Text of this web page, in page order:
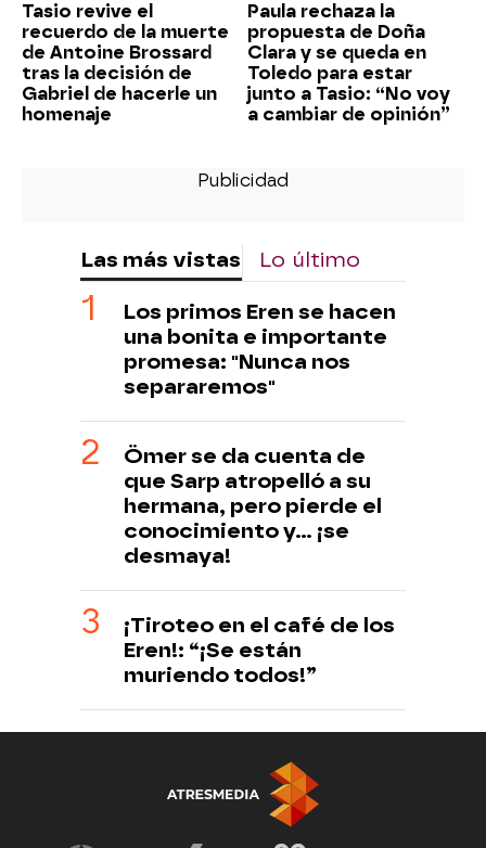
Tasio revive el
recuerdo de la muerte
de Antoine Brossard
tras la decisión de
Gabriel de hacerle un
homenaje
Paula rechaza la
propuesta de Doña
Clara y se queda en
Toledo para estar
junto a Tasio: “No voy
a cambiar de opinión”
Las más vistas Lo último
Los primos Eren se hacen
una bonita e importante
promesa: "Nunca nos
separaremos"
Ömer se da cuenta de
que Sarp atropelló a su
hermana, pero pierde el
conocimiento y... ¡se
desmaya!
¡Tiroteo en el café de los
Eren!: “¡Se están
muriendo todos!”